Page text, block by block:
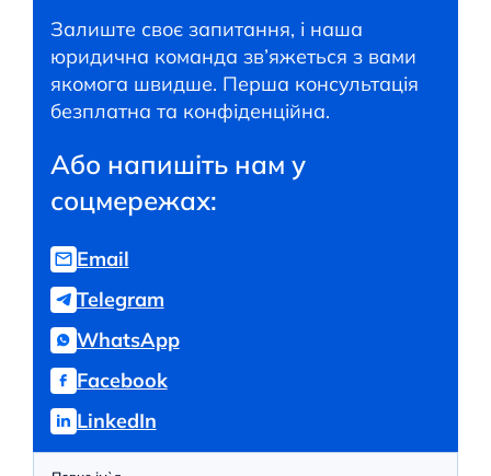
Залиште своє запитання, і наша
юридична команда зв’яжеться з вами
якомога швидше. Перша консультація
безплатна та конфіденційна.
Або напишіть нам у
соцмережах:
Email
Telegram
WhatsApp
Facebook
LinkedIn